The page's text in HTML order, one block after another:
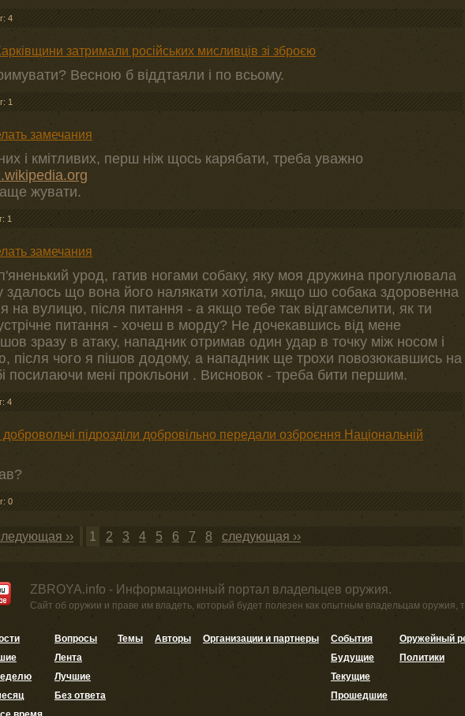
4
затримали російських мисливців зі зброєю
Весною б віддтаяли і по всьому.
1
замечания
і кмітливих, перш ніж щось карябати, треба уважно
жувати.
1
замечания
урод, гатив ногами собаку, яку моя дружина прогулювала
здалось що вона його налякати хотіла, якщо шо собака здоровенна
на вулицю, після питання - а якщо тебе так відгамселити, як ти
питання - хочеш в морду? Не дочекавшись від мене
зразу в атаку, нападник отримав один удар в точку між носом і
після чого я пішов додому, а нападник ще трохи повозюкавшись на
посилаючи мені прокльони . Висновок - треба бити першим.
4
підрозділи добровільно передали озброєння Національній
0
›› 1 2 3 4 5 6 7 8 следующая ››
ZBROYA.info - Информационный портал владельцев оружия.
Сайт об оружии и праве им владеть, который будет полезен как опытным владельцам оружия,
Вопросы
Лента
Лучшие
Без ответа
Темы Авторы Организации и партнеры
События
Будущие
Текущие
Прошедшие
Оружейный
Политики